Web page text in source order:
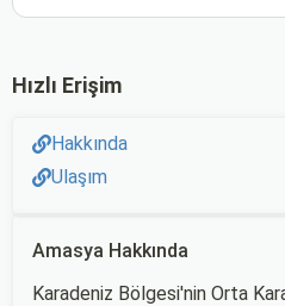
Hızlı Erişim
Hakkında
Ulaşım
Amasya Hakkında
Karadeniz Bölgesi'nin Orta